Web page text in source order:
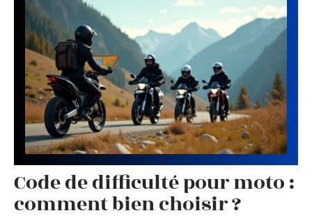
Code de difficulté pour moto :
comment bien choisir ?